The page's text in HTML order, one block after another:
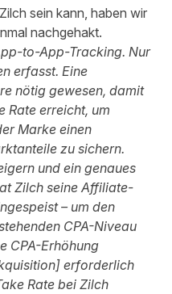
sein kann, haben wir
nachgehakt.
to-App-Tracking. Nur
erfasst. Eine
nötig gewesen, damit
Rate erreicht, um
Marke einen
zu sichern.
und ein genaues
Zilch seine Affiliate-
– um den
CPA-Niveau
CPA-Erhöhung
erforderlich
Rate bei Zilch